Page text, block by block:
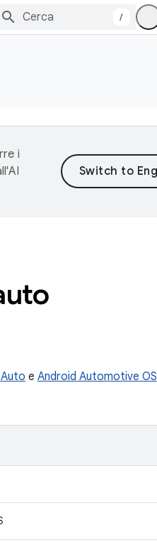
/
i
e Android Automotive OS